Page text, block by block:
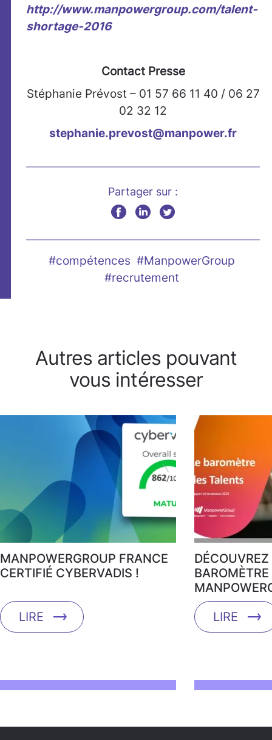
http://www.manpowergroup.com/talent-
shortage-2016
Contact Presse
Stéphanie Prévost – 01 57 66 11 40 / 06 27
02 32 12
stephanie.prevost@manpower.fr
Partager sur :
#compétences #ManpowerGroup
#recrutement
Autres articles pouvant
vous intéresser
MANPOWERGROUP FRANCE
CERTIFIÉ CYBERVADIS !
LIRE
DÉCOUVREZ
LIRE